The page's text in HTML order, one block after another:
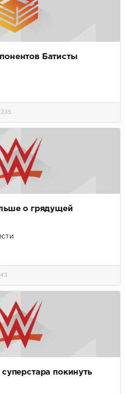
Батисты
235
о грядущей
покинуть